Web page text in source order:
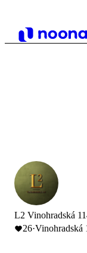
L2 Vinohradská
26·Vinohradská